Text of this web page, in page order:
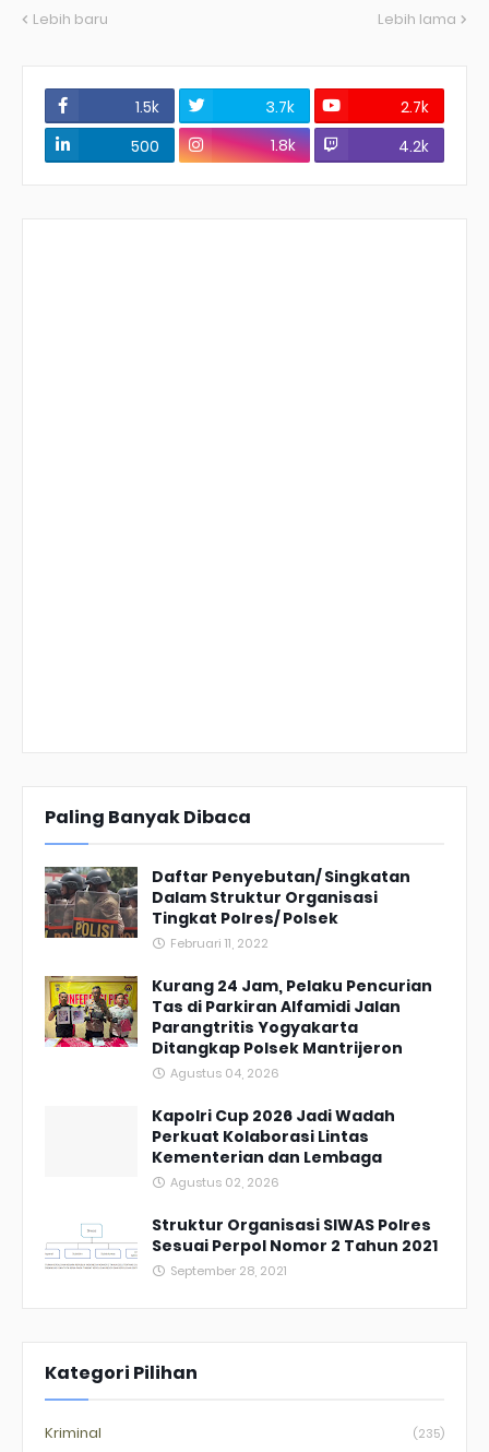
Lebih baru Lebih lama
1.5k 3.7k
2.7k
500
1.8k 4.2k
Paling Banyak Dibaca
Daftar Penyebutan/ Singkatan
Dalam Struktur Organisasi
Tingkat Polres/ Polsek
Februari 11, 2022
Kurang 24 Jam, Pelaku Pencurian
Tas di Parkiran Alfamidi Jalan
Parangtritis Yogyakarta
Ditangkap Polsek Mantrijeron
Agustus 04, 2026
Kapolri Cup 2026 Jadi Wadah
Perkuat Kolaborasi Lintas
Kementerian dan Lembaga
Agustus 02, 2026
Struktur Organisasi SIWAS Polres
Sesuai Perpol Nomor 2 Tahun 2021
September 28, 2021
Kategori Pilihan
Kriminal (235)